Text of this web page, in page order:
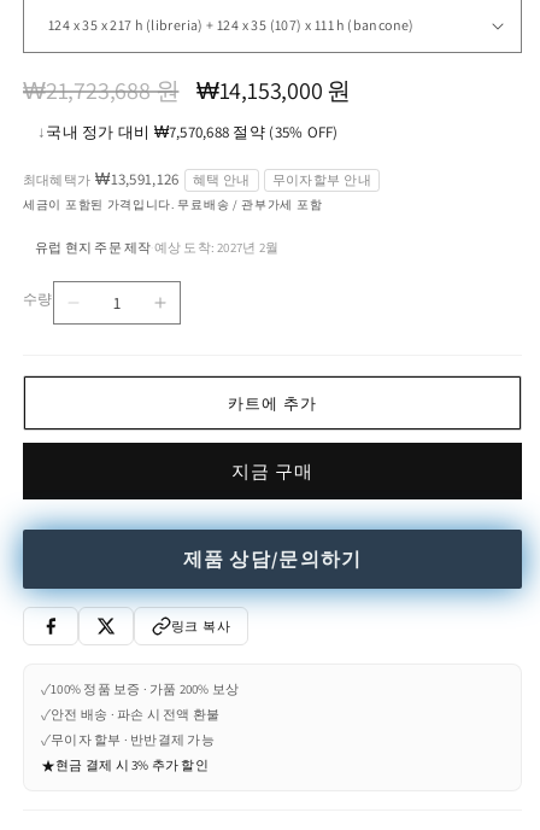
정
₩21,723,688 원
할
가
₩14,153,000 원
↓국내 정가 대비 ₩7,570,688 절약 (35% OFF)
최대혜택가 ₩13,591,126 혜택 안내 무이자할부 안내
세금이 포함된 가격입니다. 무료배송 / 관부가세 포함
유럽 현지 주문 제작 예상 도착: 2027년 2월
수량
AVANTGARDE
drawers
량
줄
AVANTGARDE
drawers
량
늘
카트에 추가
지금 구매
제품 상담/문의하기
링크 복사
✓100% 정품 보증 · 가품 200% 보상
✓안전 배송 · 파손 시 전액 환불
✓무이자 할부 · 반반결제 가능
★현금 결제 시 3% 추가 할인